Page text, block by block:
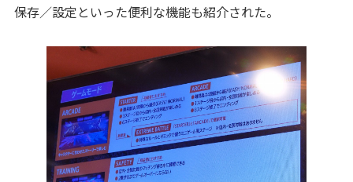
保存／設定といった便利な機能も紹介された。